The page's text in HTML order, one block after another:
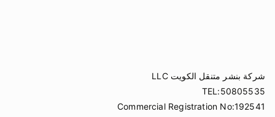
شركة بنشر متنقل الكويت LLC
TEL:50805535
Commercial Registration No:192541